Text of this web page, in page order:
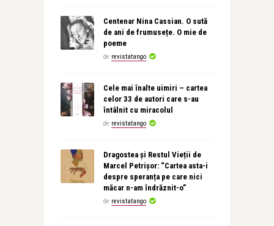
Centenar Nina Cassian. O sută
de ani de frumusețe. O mie de
poeme
de revistatango
Cele mai înalte uimiri – cartea
celor 33 de autori care s-au
întâlnit cu miracolul
de revistatango
Dragostea și Restul Vieții de
Marcel Petrișor: “Cartea asta-i
despre speranța pe care nici
măcar n-am îndrăznit-o”
de revistatango